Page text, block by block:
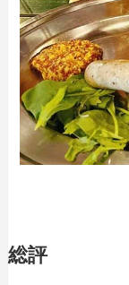
総評